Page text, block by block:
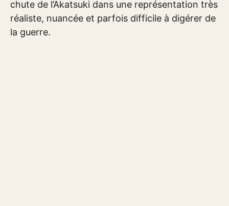
chute de l’Akatsuki dans une représentation très
réaliste, nuancée et parfois difficile à digérer de
la guerre.